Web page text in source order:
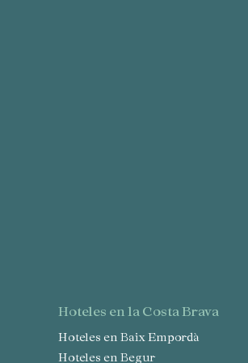
hoteles en la Costa Brava
Hoteles en Baix Empordà
Hoteles en Begur